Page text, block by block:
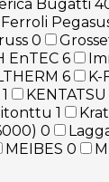
Bugatti
Ferroli
0
EnTEC 6
6 K-
1 KENTATSU
1
0
MEIBES 0